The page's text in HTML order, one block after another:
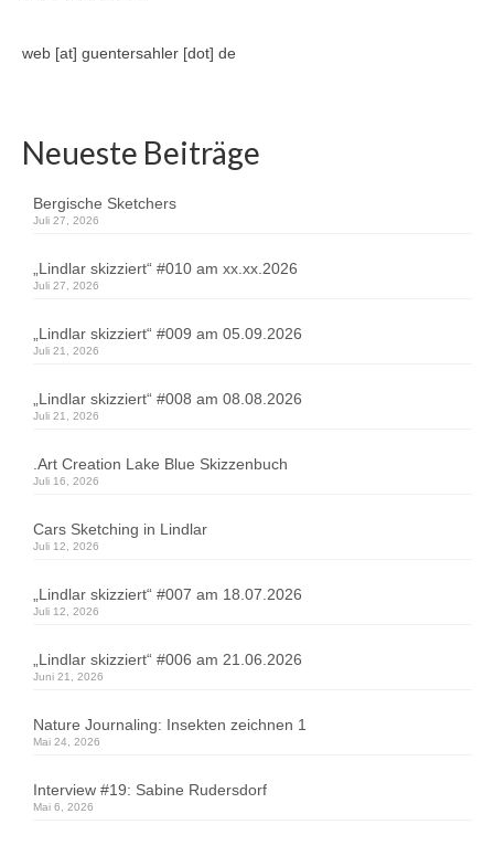
web [at] guentersahler [dot] de
Neueste Beiträge
Bergische Sketchers
Juli 27, 2026
„Lindlar skizziert“ #010 am xx.xx.2026
Juli 27, 2026
„Lindlar skizziert“ #009 am 05.09.2026
Juli 21, 2026
„Lindlar skizziert“ #008 am 08.08.2026
Juli 21, 2026
.Art Creation Lake Blue Skizzenbuch
Juli 16, 2026
Cars Sketching in Lindlar
Juli 12, 2026
„Lindlar skizziert“ #007 am 18.07.2026
Juli 12, 2026
„Lindlar skizziert“ #006 am 21.06.2026
Juni 21, 2026
Nature Journaling: Insekten zeichnen 1
Mai 24, 2026
Interview #19: Sabine Rudersdorf
Mai 6, 2026